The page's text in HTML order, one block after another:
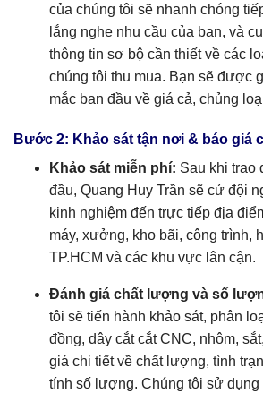
của chúng tôi sẽ nhanh chóng
lắng nghe nhu cầu của bạn, và
thông tin sơ bộ cần thiết về các
chúng tôi thu mua. Bạn sẽ được
mắc ban đầu về giá cả, chủng
Bước 2: Khảo sát tận nơi & báo giá
Khảo sát miễn phí: Sau khi trao
đầu, Quang Huy Trần sẽ cử đội
kinh nghiệm đến trực tiếp địa
máy, xưởng, kho bãi, công trình,
TP.HCM và các khu vực lân cận.
Đánh giá chất lượng và số
tôi sẽ tiến hành khảo sát, phân
đồng, dây cắt cắt CNC, nhôm,
giá chi tiết về chất lượng, tình
tính số lượng. Chúng tôi sử